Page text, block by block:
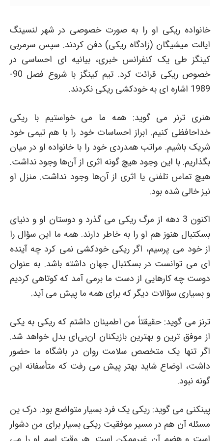
خانواده ریکی او را به صورت خصوصی در شهر لنسینگ
ایالت میشیگان (زادگاه ریکی) دفن کردند. سپس سرمربی
کینگز طی یک کنفرانس خبری، بیانیه ای احساسی در
خصوص ریکی قرائت کرد. تیم کینگز با شروع فصل 90-
1989 اشاره ای به خودکشی ریکی نکردند.
هنری ترنر می گوید: همه ما می خواستیم با ریکی
خداحافظی کنیم. ابراز احساسات خود را با هم تیمی خود
شریک باشیم. مراتب همدردی خود را با خانواده او در میان
بگذاریم. با این وجود هیچ گونه اثری از آن‌ها وجود نداشت.
هیچ تماس تلفنی یا اثری از آن‌ها وجود نداشت. منزل او
نیز خالی شده بود.
اکنون 3 دهه از مرگ ریکی می گذرد و دوستان او و دنیای
بسکتبال هنوز هم او را به خاطر دارند. همه ما این سؤال را
از خود می پرسیم، اگر ریکی خودکشی نمی کرد چه آینده
ای می توانست در بسکتبال جهان داشته باشد. به عنوان
دوست چه کارهایی از دست ما برمی آمد که کوتاهی کردیم
و بسیاری سؤالات دیگر که برای همه ما پیش می آید.
ترنز می گوید: حقیقتاً من اطمینان داشتم که ریکی به یکی
از موفق ترین و بهترین بازیکنان ان‌بی‌ای بدل خواهد شد.
اگر تنها یک متخصص سلامت روان در باشگاه ما حضور
داشت، اوضاع شاید بهتر پیش می رفت که متأسفانه این
گونه نبود.
پینکنی می گوید: ریکی یک فرد بسیار متواضع بود. درک ین
مسئله آن هم در مسیر موفقیت ریکی بسیار برای من دشوار